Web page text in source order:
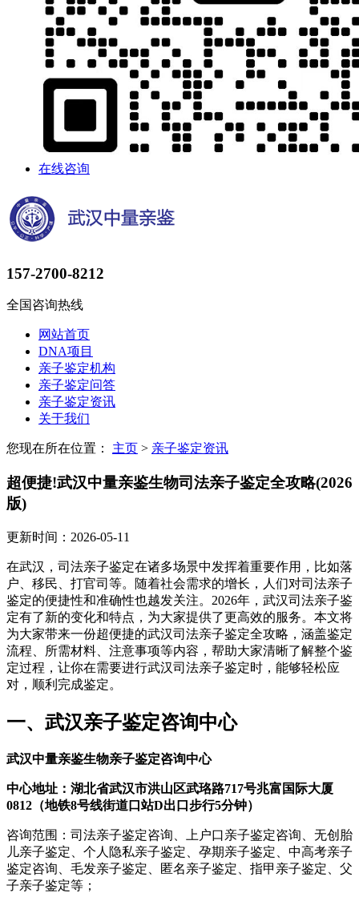
在线咨询
157-2700-8212
全国咨询热线
网站首页
DNA项目
亲子鉴定机构
亲子鉴定问答
亲子鉴定资讯
关于我们
您现在所在位置： 主页 > 亲子鉴定资讯
超便捷!武汉中量亲鉴生物司法亲子鉴定全攻略(2026
版)
更新时间：2026-05-11
在武汉，司法亲子鉴定在诸多场景中发挥着重要作用，比如落
户、移民、打官司等。随着社会需求的增长，人们对司法亲子
鉴定的便捷性和准确性也越发关注。2026年，武汉司法亲子鉴
定有了新的变化和特点，为大家提供了更高效的服务。本文将
为大家带来一份超便捷的武汉司法亲子鉴定全攻略，涵盖鉴定
流程、所需材料、注意事项等内容，帮助大家清晰了解整个鉴
定过程，让你在需要进行武汉司法亲子鉴定时，能够轻松应
对，顺利完成鉴定。
一、武汉亲子鉴定咨询中心
武汉中量亲鉴生物亲子鉴定咨询中心
中心地址：湖北省武汉市洪山区武珞路717号兆富国际大厦
0812（地铁8号线街道口站D出口步行5分钟）
咨询范围：司法亲子鉴定咨询、上户口亲子鉴定咨询、无创胎
儿亲子鉴定、个人隐私亲子鉴定、孕期亲子鉴定、中高考亲子
鉴定咨询、毛发亲子鉴定、匿名亲子鉴定、指甲亲子鉴定、父
子亲子鉴定等；